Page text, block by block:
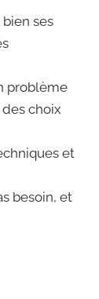
ses
problème
choix
et
besoin, et